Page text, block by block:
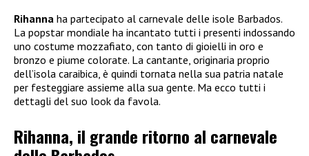
Rihanna ha partecipato al carnevale delle isole Barbados.
La popstar mondiale ha incantato tutti i presenti indossando
uno costume mozzafiato, con tanto di gioielli in oro e
bronzo e piume colorate. La cantante, originaria proprio
dell’isola caraibica, è quindi tornata nella sua patria natale
per festeggiare assieme alla sua gente. Ma ecco tutti i
dettagli del suo look da favola.
Rihanna, il grande ritorno al carnevale